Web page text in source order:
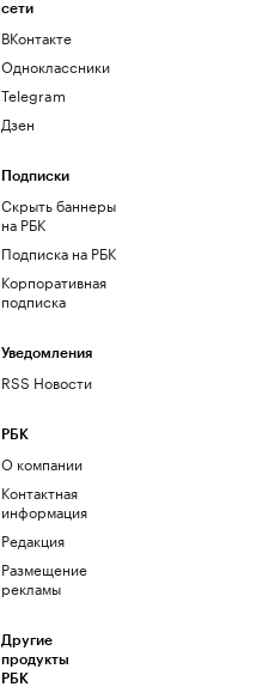
сети
ВКонтакте
Одноклассники
Telegram
Дзен
Подписки
Скрыть баннеры
на РБК
Подписка на РБК
Корпоративная
подписка
Уведомления
RSS Новости
РБК
О компании
Контактная
информация
Редакция
Размещение
рекламы
Другие
продукты
РБК